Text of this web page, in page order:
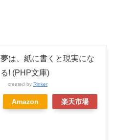
夢は、紙に書くと現実にな
る! (PHP文庫)
created by Rinker
Amazon 楽天市場